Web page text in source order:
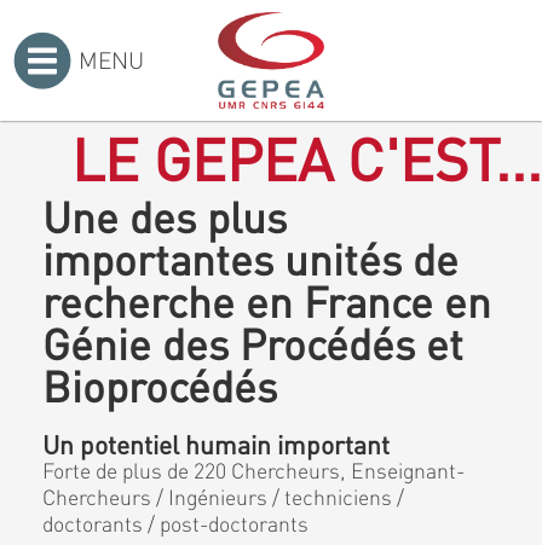
MENU
LE GEPEA C'EST...
Une des plus
importantes unités de
recherche en France en
Génie des Procédés et
Bioprocédés
Un potentiel humain important
Forte de plus de 220 Chercheurs, Enseignant-
Chercheurs / Ingénieurs / techniciens /
doctorants / post-doctorants